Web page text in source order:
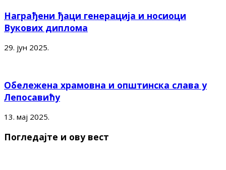
Награђени ђаци генерација и носиоци
Вукових диплома
29. јун 2025.
Обележена храмовна и општинска слава у
Лепосавићу
13. мај 2025.
Погледајте и ову вест